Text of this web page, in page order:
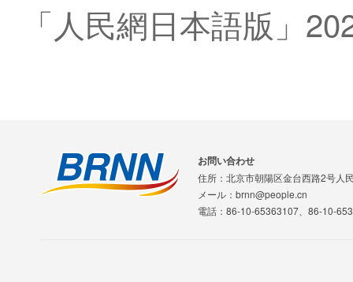
「人民網日本語版」
お問い合わせ
住所：北京市朝陽区金台西路2号人
メール：brnn@people.cn
電話：86-10-65363107、86-10-